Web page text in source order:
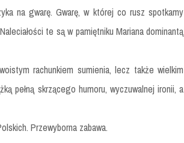
na gwarę. Gwarę, w której co rusz spotkamy
te są w pamiętniku Mariana dominantą
rachunkiem sumienia, lecz także wielkim
pełną skrzącego humoru, wyczuwalnej ironii, a
Przewyborna zabawa.